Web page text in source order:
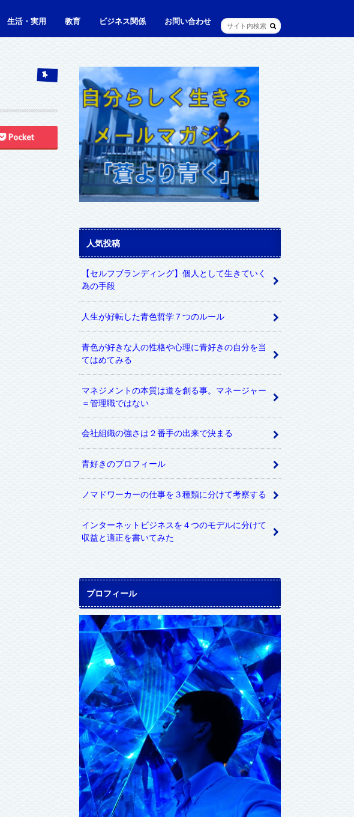
生活・実用 教育 ビジネス関係 お問い合わせ
Pocket
人気投稿
【セルフブランディング】個人として生きていく
為の手段
人生が好転した青色哲学７つのルール
青色が好きな人の性格や心理に青好きの自分を当
てはめてみる
マネジメントの本質は道を創る事。マネージャー
＝管理職ではない
会社組織の強さは２番手の出来で決まる
青好きのプロフィール
ノマドワーカーの仕事を３種類に分けて考察する
インターネットビジネスを４つのモデルに分けて
収益と適正を書いてみた
プロフィール